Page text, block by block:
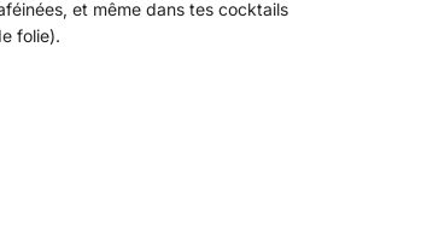
et même dans tes cocktails
folie).